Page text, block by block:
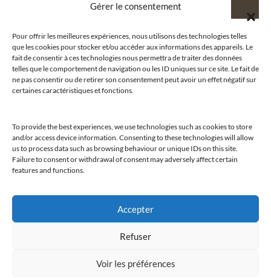
Gérer le consentement
Pour offrir les meilleures expériences, nous utilisons des technologies telles
que les cookies pour stocker et/ou accéder aux informations des appareils. Le
fait de consentir à ces technologies nous permettra de traiter des données
telles que le comportement de navigation ou les ID uniques sur ce site. Le fait de
ne pas consentir ou de retirer son consentement peut avoir un effet négatif sur
certaines caractéristiques et fonctions.
To provide the best experiences, we use technologies such as cookies to store
and/or access device information. Consenting to these technologies will allow
us to process data such as browsing behaviour or unique IDs on this site.
Failure to consent or withdrawal of consent may adversely affect certain
features and functions.
Accepter
Refuser
Voir les préférences
@clubamilcar